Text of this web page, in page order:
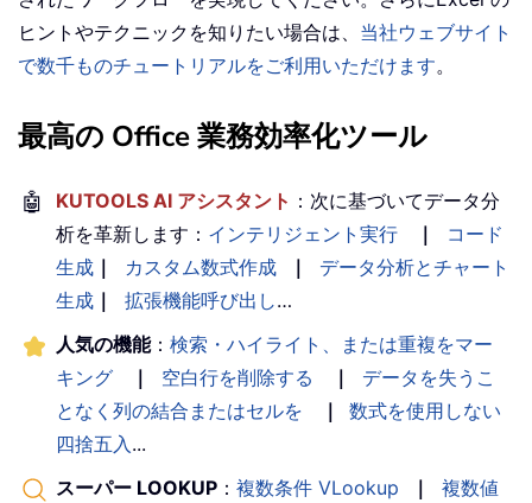
ヒントやテクニックを知りたい場合は、 当社ウェブサイト
で数千ものチュートリアルをご利用いただけます。
最高の Office 業務効率化ツール
🤖 KUTOOLS AI アシスタント ：次に基づいてデータ分
析を革新します： インテリジェント実行 ｜
コード
生成 ｜ カスタム数式作成 ｜
データ分析とチャート
生成 ｜ 拡張機能呼び出し…
人気の機能： 検索・ハイライト、または重複をマー
キング
｜ 空白行を削除する ｜
データを失うこ
となく列の結合またはセルを
｜
数式を使用しない
四捨五入...
スーパー LOOKUP ： 複数条件 VLookup ｜
複数値